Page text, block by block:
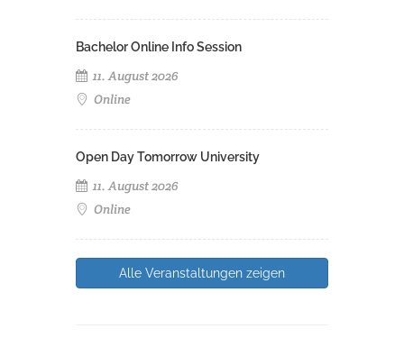
Bachelor Online Info Session
11. August 2026
Online
Open Day Tomorrow University
11. August 2026
Online
Alle Veranstaltungen zeigen